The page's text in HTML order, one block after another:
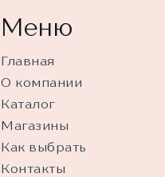
Меню
Главная
О компании
Каталог
Магазины
Как выбрать
Контакты